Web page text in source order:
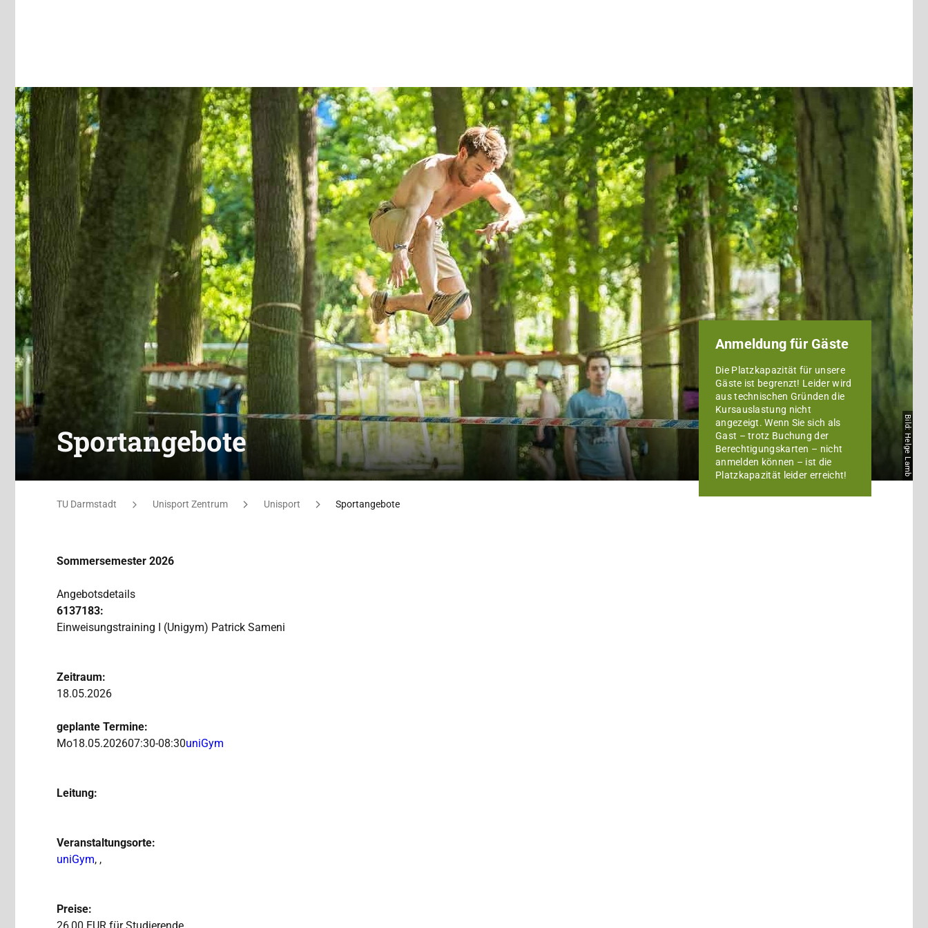
Sportangebote
Anmeldung für Gäste
Die Platzkapazität für unsere
Gäste ist begrenzt! Leider wird
aus technischen Gründen die
Kursauslastung nicht
angezeigt. Wenn Sie sich als
Gast – trotz Buchung der
Berechtigungskarten – nicht
anmelden können – ist die
Platzkapazität leider erreicht!
Bild: Helge Lamb
Sie befinden sich hier:
TU Darmstadt Unisport Zentrum Unisport Sportangebote
Sommersemester 2026
Angebotsdetails
6137183:
Einweisungstraining I (Unigym) Patrick Sameni
Zeitraum:
18.05.2026
geplante Termine:
Mo18.05.202607:30-08:30uniGym
Leitung:
Veranstaltungsorte:
uniGym, ,
Preise: